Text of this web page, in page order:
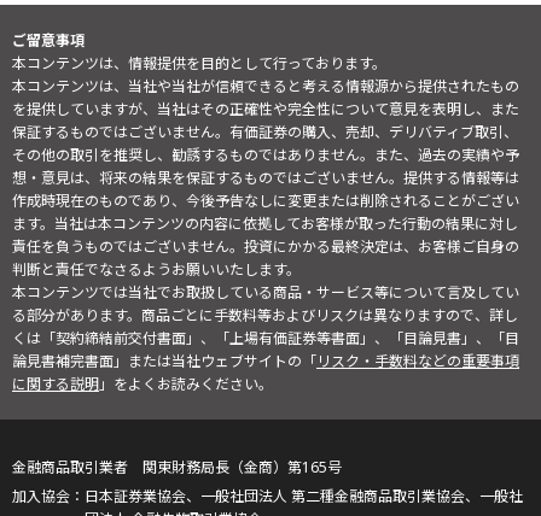
ご留意事項
本コンテンツは、情報提供を目的として行っております。
本コンテンツは、当社や当社が信頼できると考える情報源から提供されたもの
を提供していますが、当社はその正確性や完全性について意見を表明し、また
保証するものではございません。有価証券の購入、売却、デリバティブ取引、
その他の取引を推奨し、勧誘するものではありません。また、過去の実績や予
想・意見は、将来の結果を保証するものではございません。提供する情報等は
作成時現在のものであり、今後予告なしに変更または削除されることがござい
ます。当社は本コンテンツの内容に依拠してお客様が取った行動の結果に対し
責任を負うものではございません。投資にかかる最終決定は、お客様ご自身の
判断と責任でなさるようお願いいたします。
本コンテンツでは当社でお取扱している商品・サービス等について言及してい
る部分があります。商品ごとに手数料等およびリスクは異なりますので、詳し
くは「契約締結前交付書面」、「上場有価証券等書面」、「目論見書」、「目
論見書補完書面」または当社ウェブサイトの「リスク・手数料などの重要事項
に関する説明」をよくお読みください。
金融商品取引業者 関東財務局長（金商）第165号
日本証券業協会、一般社団法人 第二種金融商品取引業協会、一般社